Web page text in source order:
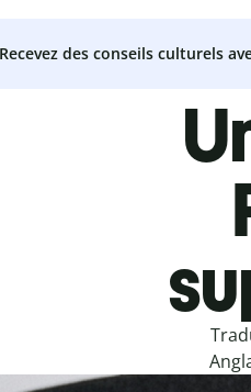
Recevez des conseils culturels